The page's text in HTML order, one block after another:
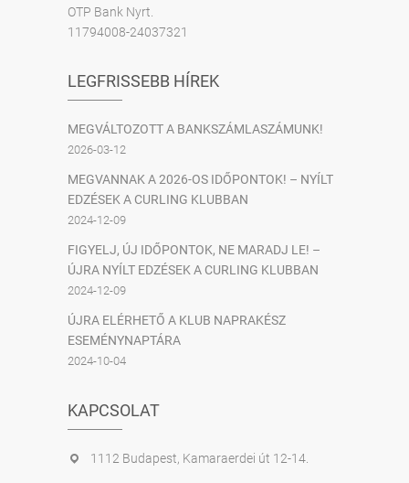
OTP Bank Nyrt.
11794008-24037321
LEGFRISSEBB HÍREK
MEGVÁLTOZOTT A BANKSZÁMLASZÁMUNK!
2026-03-12
MEGVANNAK A 2026-OS IDŐPONTOK! – NYÍLT
EDZÉSEK A CURLING KLUBBAN
2024-12-09
FIGYELJ, ÚJ IDŐPONTOK, NE MARADJ LE! –
ÚJRA NYÍLT EDZÉSEK A CURLING KLUBBAN
2024-12-09
ÚJRA ELÉRHETŐ A KLUB NAPRAKÉSZ
ESEMÉNYNAPTÁRA
2024-10-04
KAPCSOLAT
1112 Budapest, Kamaraerdei út 12-14.